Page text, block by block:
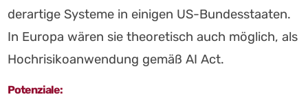
derartige Systeme in einigen US-Bundesstaaten.
In Europa wären sie theoretisch auch möglich, als
Hochrisikoanwendung gemäß AI Act.
Potenziale: